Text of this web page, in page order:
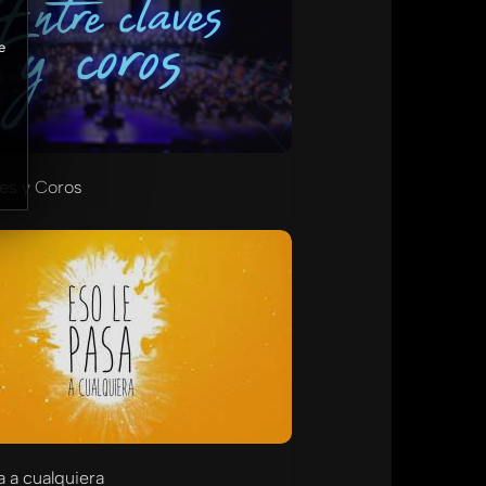
y Coros
a cualquiera